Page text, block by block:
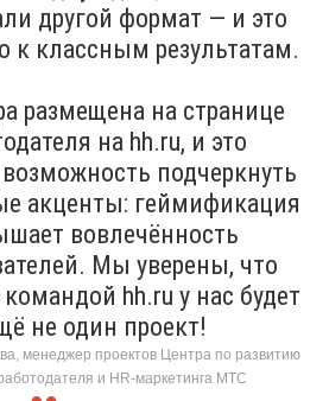
другой формат — и это
к классным результатам.
размещена на странице
на hh.ru, и это
подчеркнуть
акценты: геймификация
вовлечённость
Мы уверены, что
hh.ru у нас будет
не один проект!
менеджер проектов Центра по развитию
и HR-маркетинга МТС